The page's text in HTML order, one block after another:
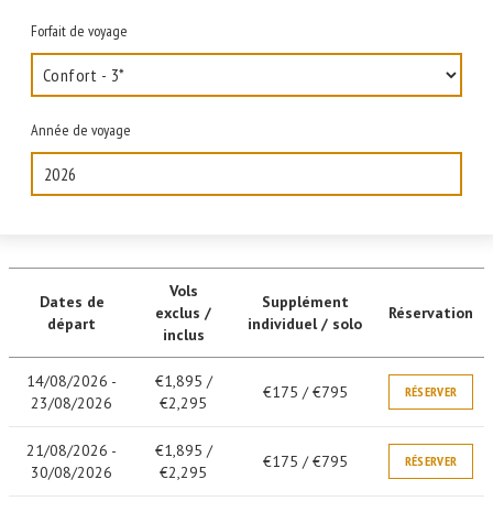
Forfait de voyage
Année de voyage
2026
Dates de
départ
Vols
exclus /
inclus
Supplément
individuel / solo
Réservation
14/08/2026 -
23/08/2026
€1,895 /
€2,295
€175 / €795 RÉSERVER
21/08/2026 -
30/08/2026
€1,895 /
€2,295
€175 / €795 RÉSERVER